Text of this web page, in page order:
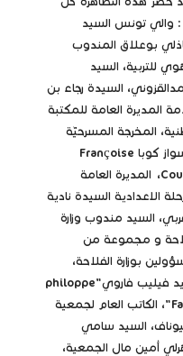
والي تونس السيد
بوعلاق المندوب
للتربية، السيد
السيدة رجاء بن
المديرة العامة للمكتبة
المخرجة المسرحيّة
فرنسواز كوبا Françoise
Coupat، المديرة العامة
الاعدادية السيدة نادية
السيد مندوب وزارة
و مجموعة من
بوزارة الفلاحة،
السيد فيليب فاروي"philoppe
Faroy"، الكاتب العام لجمعية
السيد سامي
أمين مال الجمعية،